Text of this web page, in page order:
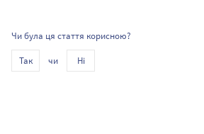
Чи була ця стаття корисною?
Так чи Ні